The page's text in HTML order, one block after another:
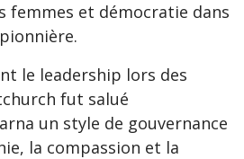
femmes et démocratie dans
le leadership lors des
fut salué
un style de gouvernance
la compassion et la